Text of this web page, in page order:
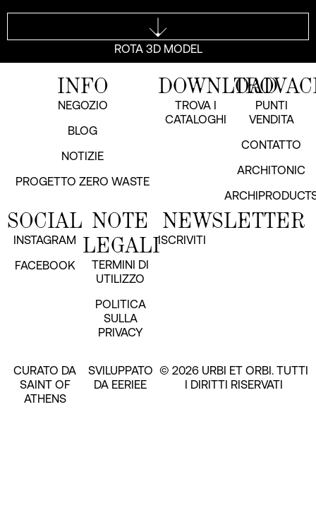
ROTA 3D MODEL
INFO
NEGOZIO
BLOG
NOTIZIE
PROGETTO ZERO WASTE
DOWNLOAD
TROVA I
CATALOGHI
PUNTI
VENDITA
CONTATTO
ARCHITONIC
NEWSLETTER
ISCRIVITI
NOTE
LEGALI
TERMINI DI
UTILIZZO
POLITICA
SULLA
PRIVACY
SOCIAL
INSTAGRAM
FACEBOOK
© 2026 URBI ET ORBI. TUTTI
I DIRITTI RISERVATI
CURATO DA
SAINT OF
ATHENS
SVILUPPATO
DA EERIEE